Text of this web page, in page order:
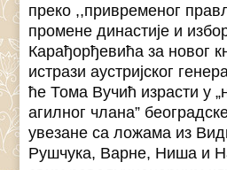
преко ,,привременог
промене династије и
Карађорђевића за новог
истрази аустријског
ће Тома Вучић израсти у
агилног члана”
увезане са ложама из
Рушчука, Варне, Ниша и